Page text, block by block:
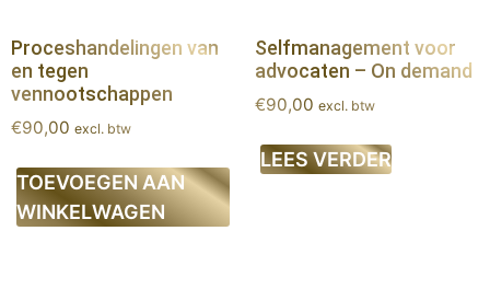
Proceshandelingen van
en tegen
vennootschappen
€90,00 excl. btw
TOEVOEGEN AAN
WINKELWAGEN
Selfmanagement voor
advocaten – On demand
€90,00 excl. btw
LEES VERDER